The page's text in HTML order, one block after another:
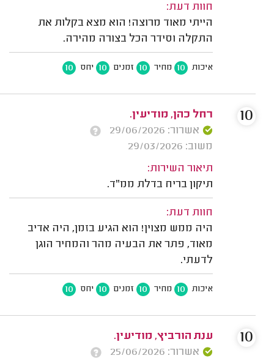
חוות דעת:
הייתי מאוד מרוצה! הוא מצא בקלות את
התקלה וסידר הכל בצורה מהירה.
איכות 10 מחיר 10 זמנים 10 יחס 10
רחל כהן, מודיעין.
אשרור: 29/06/2026
משוב: 29/03/2026
תיאור השירות:
תיקון בריח בדלת ממ"ד.
חוות דעת:
היה ממש מצוין! הוא הגיע בזמן, היה אדיב
מאוד, פתר את הבעיה מהר והמחיר הוגן
לדעתי.
איכות 10 מחיר 10 זמנים 10 יחס 10
10
ענת הורביץ, מודיעין.
אשרור: 25/06/2026
10